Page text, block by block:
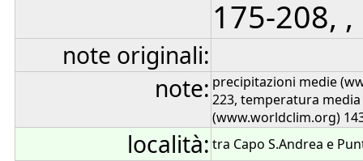
175-208, ,
note originali:
note: precipitazioni medie
223, temperatura
(www.worldclim.org)
località: tra Capo S.Andrea e